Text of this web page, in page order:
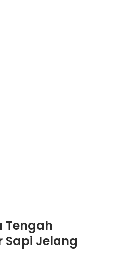
Tengah
Sapi Jelang